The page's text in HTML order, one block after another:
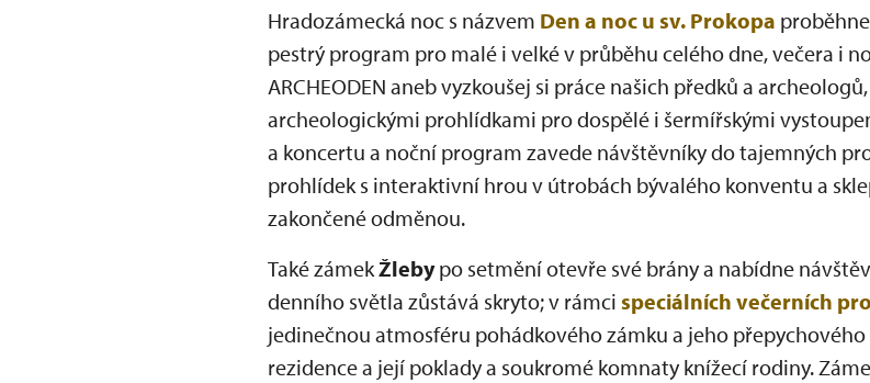
Hradozámecká noc s názvem Den a noc u sv. Prokopa
pestrý program pro malé i velké v průběhu celého dne, večera i
ARCHEODEN aneb vyzkoušej si práce našich předků a
archeologickými prohlídkami pro dospělé i šermířskými
a koncertu a noční program zavede návštěvníky do tajemných
prohlídek s interaktivní hrou v útrobách bývalého konventu a
zakončené odměnou.
Také zámekŽlebypo setmění otevře své brány a nabídne
denního světla zůstává skryto; v rámci speciálních večerních
jedinečnou atmosféru pohádkového zámku a jeho
rezidence a její poklady a soukromé komnaty knížecí rodiny.